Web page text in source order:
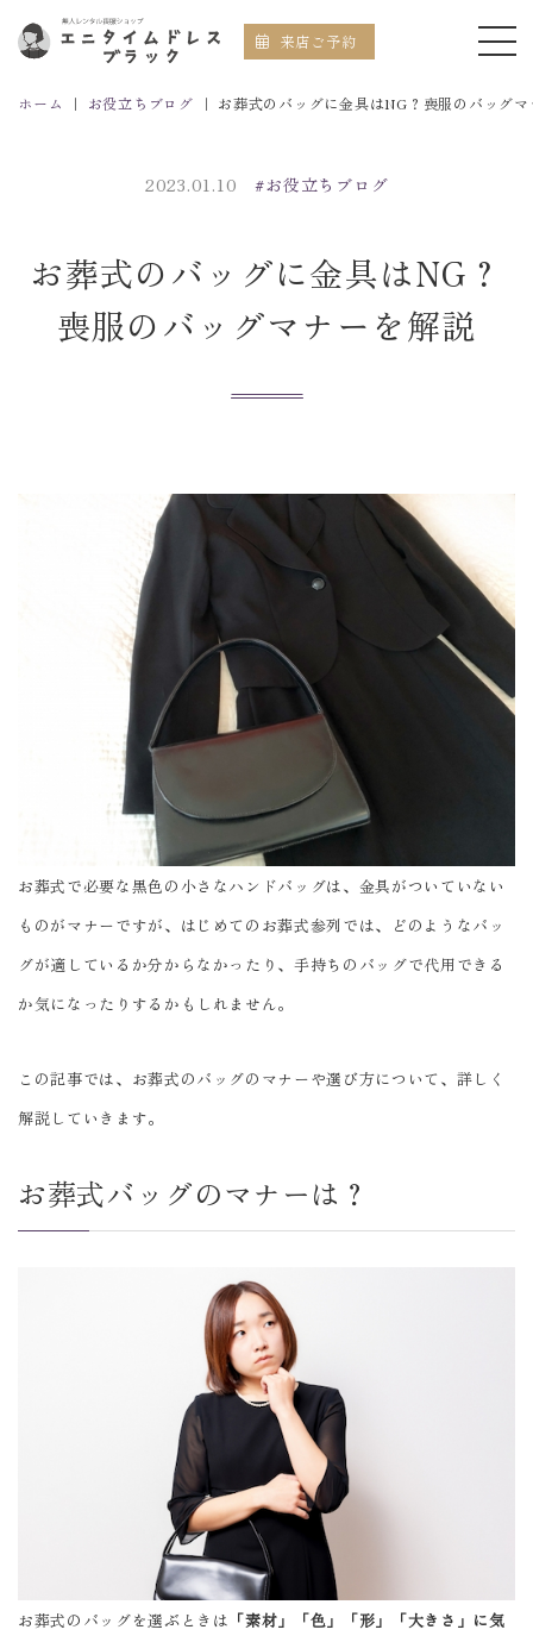
来店ご予約
ホーム ｜ お役立ちブログ ｜ お葬式のバッグに金具はNG？喪服のバッグ
2023.01.10 #お役立ちブログ
お葬式のバッグに金具はNG？
喪服のバッグマナーを解説
お葬式で必要な黒色の小さなハンドバッグは、金具がついていない
ものがマナーですが、はじめてのお葬式参列では、どのようなバッ
グが適しているか分からなかったり、手持ちのバッグで代用できる
か気になったりするかもしれません。
この記事では、お葬式のバッグのマナーや選び方について、詳しく
解説していきます。
お葬式バッグのマナーは？
お葬式のバッグを選ぶときは 「素材」「色」「形」「大きさ」に気